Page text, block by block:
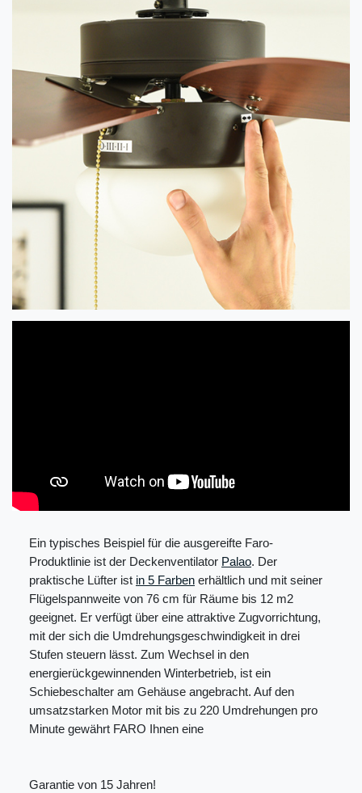
Ein typisches Beispiel für die ausgereifte Faro-
Produktlinie ist der Deckenventilator Palao. Der
praktische Lüfter ist in 5 Farben erhältlich und mit seiner
Flügelspannweite von 76 cm für Räume bis 12 m2
geeignet. Er verfügt über eine attraktive Zugvorrichtung,
mit der sich die Umdrehungsgeschwindigkeit in drei
Stufen steuern lässt. Zum Wechsel in den
energierückgewinnenden Winterbetrieb, ist ein
Schiebeschalter am Gehäuse angebracht. Auf den
umsatzstarken Motor mit bis zu 220 Umdrehungen pro
Minute gewährt FARO Ihnen eine
Garantie von 15 Jahren!